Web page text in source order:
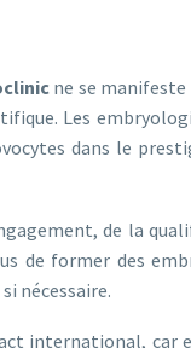
ne se manifeste
Les
dans le
de la
de former des
nécessaire.
international, car